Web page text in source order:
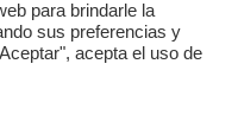
para brindarle la
sus preferencias y
acepta el uso de